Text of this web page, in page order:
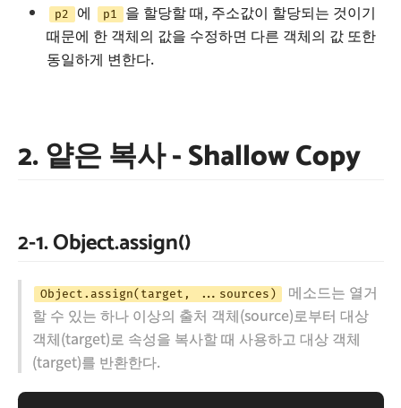
p2 에 p1
을 할당할 때, 주소값이 할당되는 것이기
때문에 한 객체의 값을 수정하면 다른 객체의 값 또한
동일하게 변한다.
2. 얕은 복사 - Shallow Copy
2-1. Object.assign()
Object.assign(target, ...sources)
메소드는 열거
할 수 있는 하나 이상의 출처 객체(source)로부터 대상
객체(target)로 속성을 복사할 때 사용하고 대상 객체
(target)를 반환한다.